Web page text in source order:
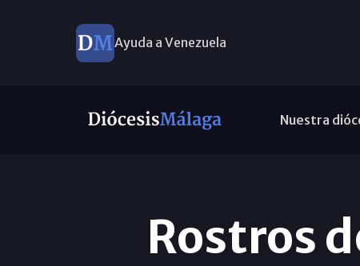
Ayuda a Venezuela
Nuestra
Rostros